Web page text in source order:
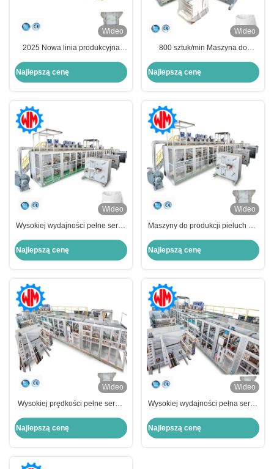
Wideo
2025 Nowa linia produkcyjna
serwowaniem z systemem
pakowania i usuwania odpadów
Najlepszą cenę
Wideo
800 sztuk/min Maszyna do
pełnym serwo PLC
Najlepszą cenę
Wideo
Wysokiej wydajności pełne servo
dzieci Inteligentne sterowanie
Najlepszą cenę
Wideo
Maszyny do produkcji pieluch dla
Najlepszą cenę
Wideo
Wysokiej prędkości pełne serwo
dzieci sterowanie PLC z
opcjonalnym systemem
Najlepszą cenę
Wideo
Wysokiej wydajności pełna servo
dzieci PLC globalny eksport
Najlepszą cenę